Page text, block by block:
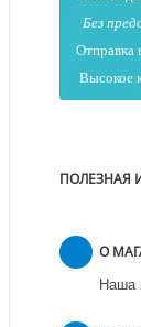
Без
Отправка
Высокое
ПОЛЕЗНАЯ
О
Наша